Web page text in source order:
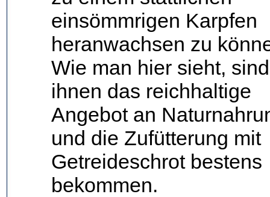
einsömmrigen Karpfen
heranwachsen zu
Wie man hier sieht, sind
ihnen das reichhaltige
Angebot an
und die Zufütterung mit
Getreideschrot bestens
bekommen.